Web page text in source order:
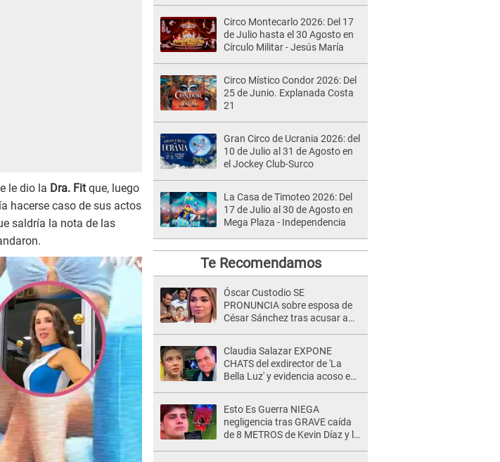
le dio la Dra. Fitque, luego
hacerse caso de sus actos
saldría la nota de las
Circo Montecarlo 2026: Del 17
de Julio hasta el 30 Agosto en
Círculo Militar - Jesús María
Circo Místico Condor 2026: Del
25 de Junio. Explanada Costa
21
Gran Circo de Ucrania 2026: del
10 de Julio al 31 de Agosto en
el Jockey Club-Surco
La Casa de Timoteo 2026: Del
17 de Julio al 30 de Agosto en
Mega Plaza - Independencia
Te Recomendamos
Óscar Custodio SE
PRONUNCIA sobre esposa de
César Sánchez tras acusar a
de la justicia"
Claudia Salazar EXPONE
CHATS del exdirector de 'La
Bella Luz' y evidencia acoso e
Esto Es Guerra NIEGA
negligencia tras GRAVE caída
de 8 METROS de Kevin Díaz y lo